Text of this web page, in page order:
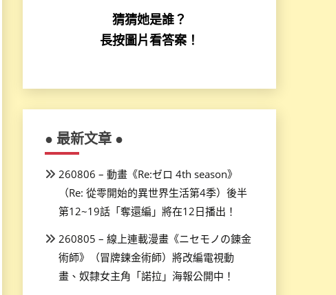
猜猜她是誰？
長按圖片看答案！
● 最新文章 ●
260806 – 動畫《Re:ゼロ 4th season》
（Re: 從零開始的異世界生活第4季）後半
第12~19話「奪還編」將在12日播出！
260805 – 線上連載漫畫《ニセモノの錬金
術師》（冒牌鍊金術師）將改編電視動
畫、奴隸女主角「諾拉」海報公開中！